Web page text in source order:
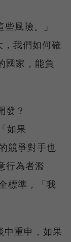
風險。」
我們如何確
國家，能負
發？
如果
競爭對手也
行為者濫
標準，「我
重申，如果